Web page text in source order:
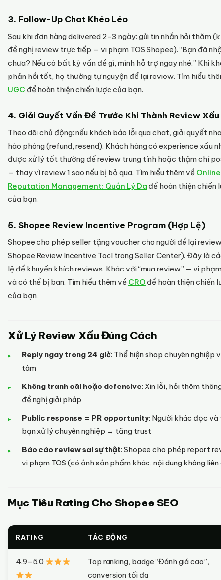
3. Follow-Up Chat Khéo Léo
Sau khi đơn hàng delivered 2–3 ngày: gửi tin nhắn hỏi thăm
đề nghị review trực tiếp — vi phạm TOS Shopee). “Bạn đã
chưa? Nếu có bất kỳ vấn đề gì, mình hỗ trợ ngay nhé.” Khi
phản hồi tốt, họ thường tự nguyện để lại review. Tìm hiểu
UGC để hoàn thiện chiến lược của bạn.
4. Giải Quyết Vấn Đề Trước Khi Thành Review Xấu
Theo dõi chủ động: nếu khách báo lỗi qua chat, giải quyết
hào phóng (refund, resend). Khách hàng có experience xấu
được xử lý tốt thường để review trung tính hoặc thậm chí
— thay vì review 1 sao nếu bị bỏ qua. Tìm hiểu thêm về Online
Reputation Management: Quản Lý Da để hoàn thiện chiến
của bạn.
5. Shopee Review Incentive Program (Hợp Lệ)
Shopee cho phép seller tặng voucher cho người để lại
Shopee Review Incentive Tool trong Seller Center). Đây là
lệ để khuyến khích reviews. Khác với “mua review” — vi
và có thể bị ban. Tìm hiểu thêm về CRO để hoàn thiện chiến
của bạn.
Xử Lý Review Xấu Đúng Cách
Reply ngay trong 24 giờ: Thể hiện shop chuyên nghiệp
tâm
Không tranh cãi hoặc defensive: Xin lỗi, hỏi thêm
đề nghị giải pháp
Public response = PR opportunity: Người khác đọc
bạn xử lý chuyên nghiệp → tăng trust
Báo cáo review sai sự thật: Shopee cho phép report
vi phạm TOS (có ảnh sản phẩm khác, nội dung không liên
Mục Tiêu Rating Cho Shopee SEO
RATING TÁC ĐỘNG
4.9–5.0
Top ranking, badge “Đánh giá cao”,
conversion tối đa